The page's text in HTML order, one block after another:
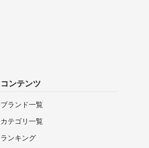
コンテンツ
ブランド一覧
カテゴリ一覧
ランキング